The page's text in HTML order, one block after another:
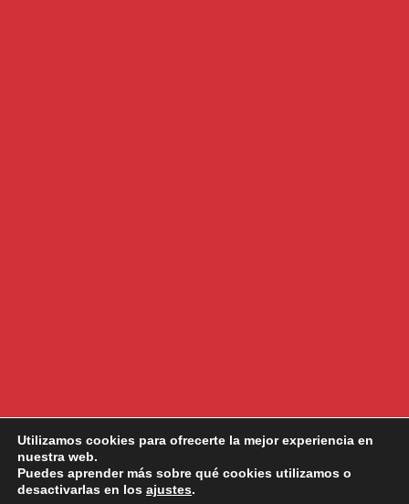
Utilizamos cookies para ofrecerte la mejor experiencia en
nuestra web.
Puedes aprender más sobre qué cookies utilizamos o
desactivarlas en los ajustes.